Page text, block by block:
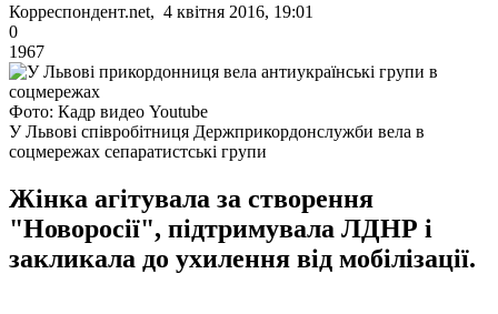
Корреспондент.net, 4 квітня 2016, 19:01
0
1967
Фото: Кадр видео Youtube
У Львові співробітниця Держприкордонслужби вела в
соцмережах сепаратистські групи
Жінка агітувала за створення
"Новоросії", підтримувала ЛДНР і
закликала до ухилення від мобілізації.